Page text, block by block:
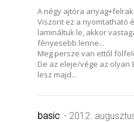
A négy ajtóra
Viszont ez a nyomtatható
lamináltuk le, akkor
fényesebb lenne...
Meg persze van ettől
De az eleje/vége az olyan
lesz majd...
basic - 2012.